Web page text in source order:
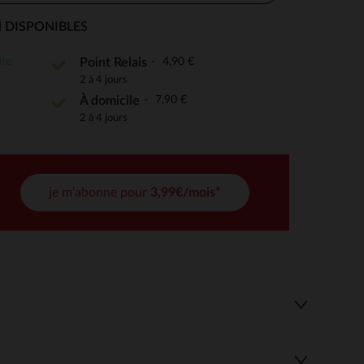
de confidentialité, en garantissant la conformité avec
Point Relais 4,90 €
2 à 4 jours
À domicile 7,90 €
2 à 4 jours
je m'abonne pour 3,99€/mois*